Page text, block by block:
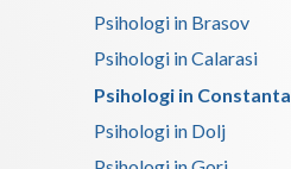
Neamt
Olt
Salaj
Psihologi in Brasov
Psihologi in Calarasi
Psihologi in Constanta
Psihologi in Dolj